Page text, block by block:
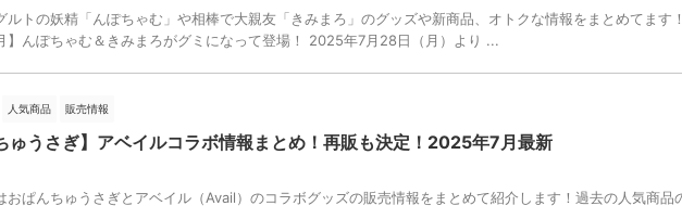
ルトの妖精「んぽちゃむ」や相棒で大親友「きみまろ」のグッズや新商品、オトクな情報をまとめてます！
】んぽちゃむ＆きみまろがグミになって登場！ 2025年7月28日（月）より ...
人気商品 販売情報
ゅうさぎ】アベイルコラボ情報まとめ！再販も決定！2025年7月最新
おぱんちゅうさぎとアベイル（Avail）のコラボグッズの販売情報をまとめて紹介します！過去の人気商品